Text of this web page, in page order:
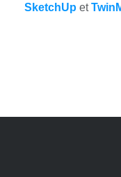
SketchUp et